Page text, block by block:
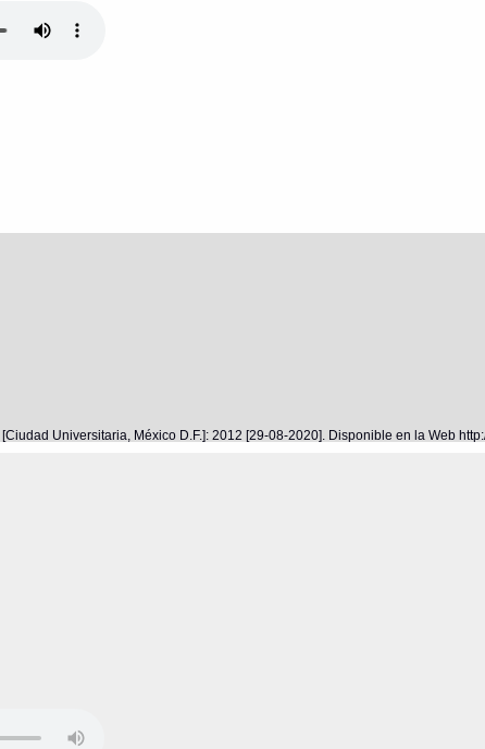
Universitaria, México D.F.]: 2012 [29-08-2020]. Disponible en la Web